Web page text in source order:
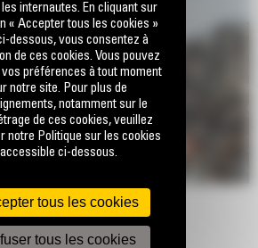
permet une réduction facile du
de coupe suivant.
internautes. En cliquant sur
« Accepter tous les cookies »
dessous, vous consentez à
de ces cookies. Vous pouvez
préférences à tout moment
notre site. Pour plus de
notamment sur le
de ces cookies, veuillez
notre Politique sur les cookies
accessible ci-dessous.
tous les cookies
tous les cookies